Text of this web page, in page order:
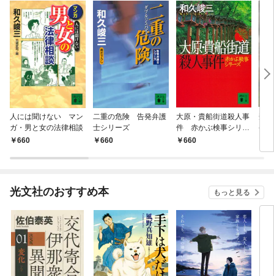
人には聞けない マン
ガ・男と女の法律相談
660
二重の危険 告発弁護
士シリーズ
660
大原・貴船街道殺人事
件 赤かぶ検事シリー
ズ660
禁
発
光文社のおすすめ本 もっと見る